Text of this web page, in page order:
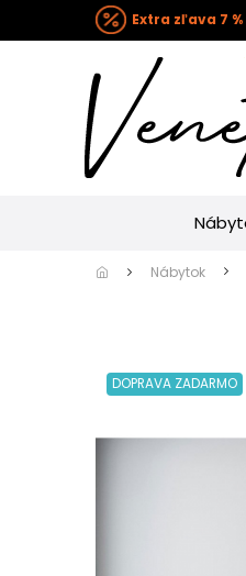
Extra zľava 7 %
Nábytok
DOPRAVA ZADARMO